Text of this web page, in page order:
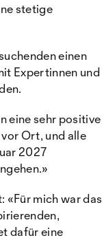
stetige
einen
Expertinnen und
eine sehr positive
Ort, und alle
2027
mich war das
dafür eine